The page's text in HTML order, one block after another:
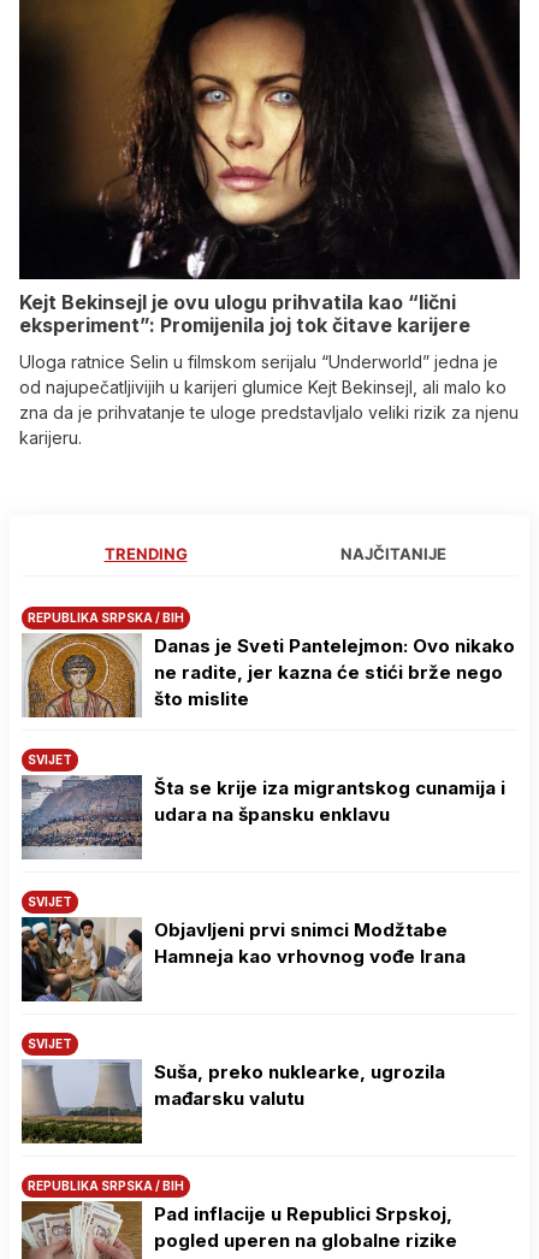
Kejt Bekinsejl je ovu ulogu prihvatila kao “lični
eksperiment”: Promijenila joj tok čitave karijere
Uloga ratnice Selin u filmskom serijalu “Underworld” jedna je
od najupečatljivijih u karijeri glumice Kejt Bekinsejl, ali malo ko
zna da je prihvatanje te uloge predstavljalo veliki rizik za njenu
karijeru.
TRENDING NAJČITANIJE
REPUBLIKA SRPSKA / BIH
Danas je Sveti Pantelejmon: Ovo nikako
ne radite, jer kazna će stići brže nego
što mislite
SVIJET
Šta se krije iza migrantskog cunamija i
udara na špansku enklavu
SVIJET
Objavljeni prvi snimci Modžtabe
Hamneja kao vrhovnog vođe Irana
SVIJET
Suša, preko nuklearke, ugrozila
mađarsku valutu
REPUBLIKA SRPSKA / BIH
Pad inflacije u Republici Srpskoj,
pogled uperen na globalne rizike